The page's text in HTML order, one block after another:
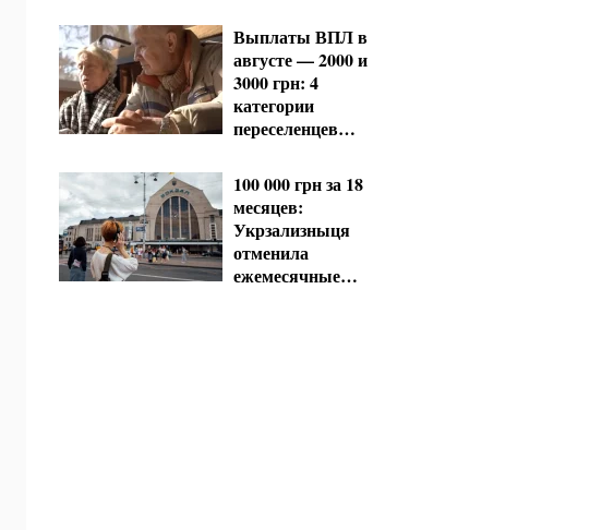
Выплаты ВПЛ в
августе — 2000 и
3000 грн: 4
категории
переселенцев
обновить данные
100 000 грн за 18
месяцев:
Укрзализныця
отменила
ежемесячные